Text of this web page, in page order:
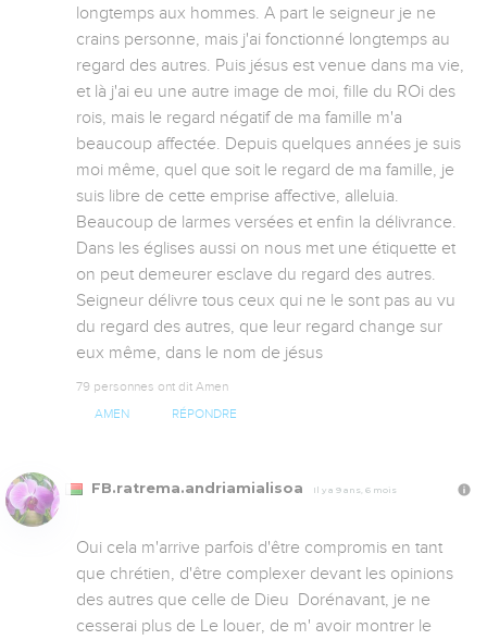
longtemps aux hommes. A part le seigneur je ne
crains personne, mais j'ai fonctionné longtemps au
regard des autres. Puis jésus est venue dans ma vie,
et là j'ai eu une autre image de moi, fille du ROi des
rois, mais le regard négatif de ma famille m'a
beaucoup affectée. Depuis quelques années je suis
moi même, quel que soit le regard de ma famille, je
suis libre de cette emprise affective, alleluia.
Beaucoup de larmes versées et enfin la délivrance.
Dans les églises aussi on nous met une étiquette et
on peut demeurer esclave du regard des autres.
Seigneur délivre tous ceux qui ne le sont pas au vu
du regard des autres, que leur regard change sur
eux même, dans le nom de jésus
79 personnes ont dit Amen
AMEN RÉPONDRE
FB.ratrema.andriamialisoa Il y a 9 ans, 6 mois
Oui cela m'arrive parfois d'être compromis en tant
que chrétien, d'être complexer devant les opinions
des autres que celle de Dieu  Dorénavant, je ne
cesserai plus de Le louer, de m' avoir montrer le